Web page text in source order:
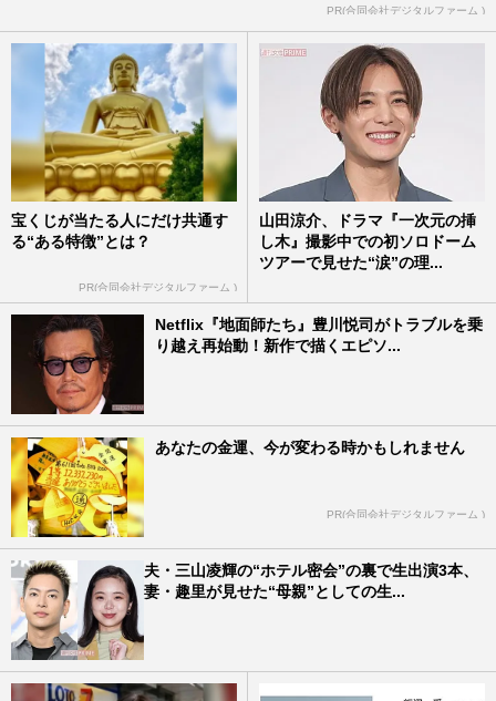
PR(合同会社デジタルファーム )
宝くじが当たる人にだけ共通す
る“ある特徴”とは？
PR(合同会社デジタルファーム )
山田涼介、ドラマ『一次元の挿
し木』撮影中での初ソロドーム
ツアーで見せた“涙”の理...
Netflix『地面師たち』豊川悦司がトラブルを乗
り越え再始動！新作で描くエピソ...
あなたの金運、今が変わる時かもしれません
PR(合同会社デジタルファーム )
夫・三山凌輝の“ホテル密会”の裏で生出演3本、
妻・趣里が見せた“母親”としての生...